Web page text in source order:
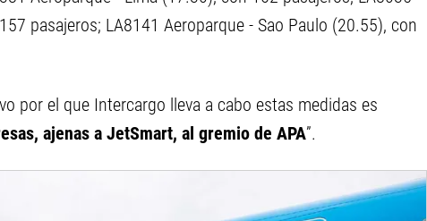
pasajeros; LA8141 Aeroparque - Sao Paulo (20.55), con
por el que Intercargo lleva a cabo estas medidas es
ajenas a JetSmart, al gremio de APA”.